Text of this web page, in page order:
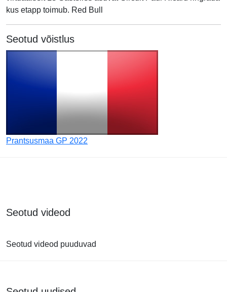
kus etapp toimub. Red Bull
Seotud võistlus
Prantsusmaa GP 2022
Seotud videod
Seotud videod puuduvad